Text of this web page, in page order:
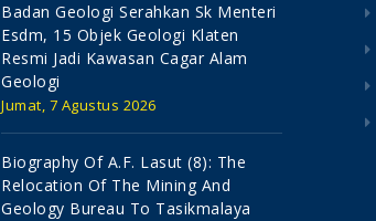
Badan Geologi Serahkan Sk Menteri
Esdm, 15 Objek Geologi Klaten
Resmi Jadi Kawasan Cagar Alam
Geologi
Jumat, 7 Agustus 2026
Biography Of A.f. Lasut (8): The
Relocation Of The Mining And
Geology Bureau To Tasikmalaya